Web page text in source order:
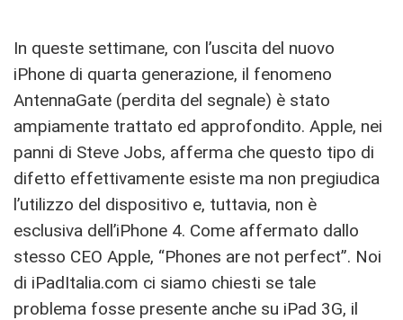
In queste settimane, con l’uscita del nuovo
iPhone di quarta generazione, il fenomeno
AntennaGate (perdita del segnale) è stato
ampiamente trattato ed approfondito. Apple, nei
panni di Steve Jobs, afferma che questo tipo di
difetto effettivamente esiste ma non pregiudica
l’utilizzo del dispositivo e, tuttavia, non è
esclusiva dell’iPhone 4. Come affermato dallo
stesso CEO Apple, “Phones are not perfect”. Noi
di iPadItalia.com ci siamo chiesti se tale
problema fosse presente anche su iPad 3G, il